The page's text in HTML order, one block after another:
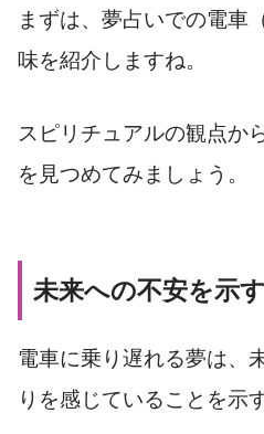
まずは、夢占いでの電車
味を紹介しますね。
スピリチュアルの観点か
を見つめてみましょう。
未来への不安を示
電車に乗り遅れる夢は、
りを感じていることを示